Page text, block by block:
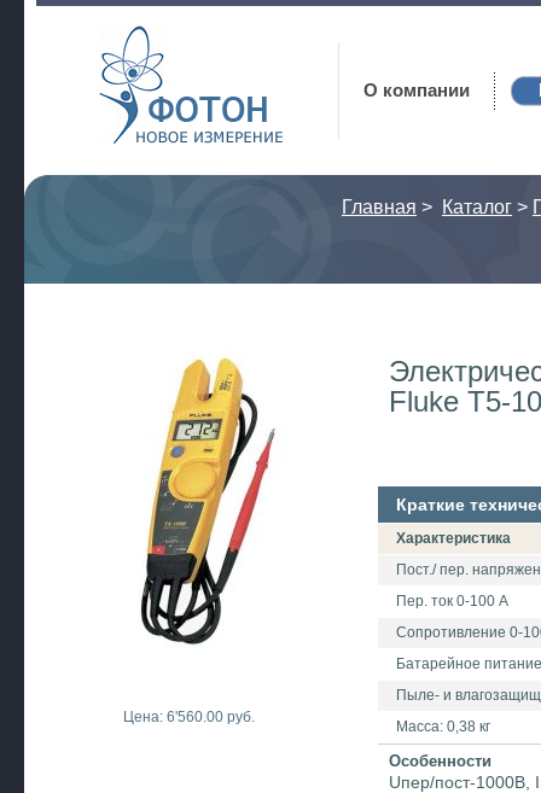
Фотон
О компании
Главная > Каталог >
Цена: 6'560.00 руб.
Fluke T5-
Краткие
Характеристика
Пост./ пер.
Пер. ток 0-100 А
Сопротивление 0-
Батарейное питание
Пыле- и
Масса: 0,38 кг
Особенности
Uпер/пост-